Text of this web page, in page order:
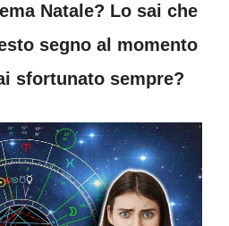
Natale? Lo sai che
segno al momento
sfortunato sempre?